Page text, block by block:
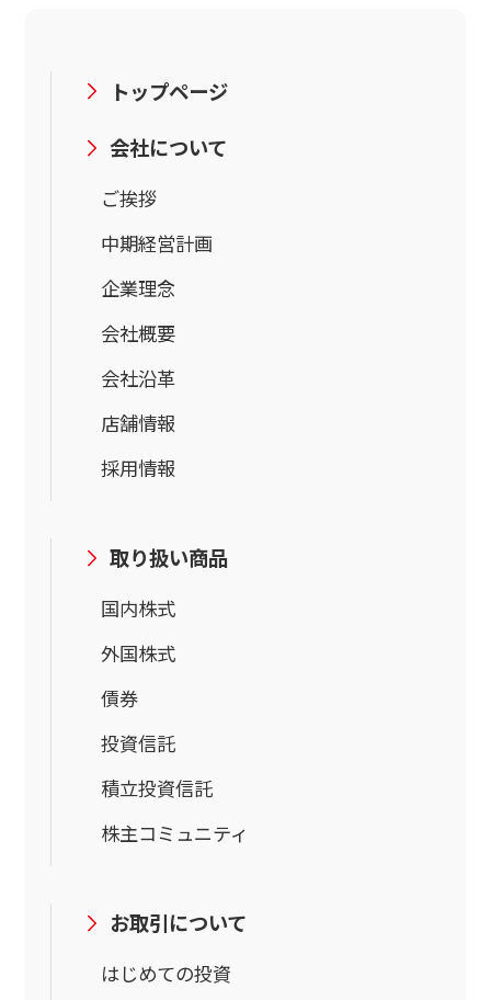
トップページ
会社について
ご挨拶
中期経営計画
企業理念
会社概要
会社沿革
店舗情報
採用情報
取り扱い商品
国内株式
外国株式
債券
投資信託
積立投資信託
株主コミュニティ
お取引について
はじめての投資